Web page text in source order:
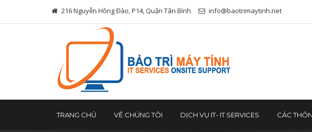
216 Nguyễn Hồng Đào, P14, Quận Tân Bình info@baotrimaytinh.net
TRANG CHỦ VỀ CHÚNG TÔI DỊCH VỤ IT- IT SERVICES CÁC